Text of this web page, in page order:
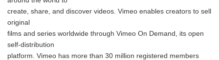
create, share, and discover videos. Vimeo enables creators to sell
original
films and series worldwide through Vimeo On Demand, its open
self-distribution
platform. Vimeo has more than 30 million registered members